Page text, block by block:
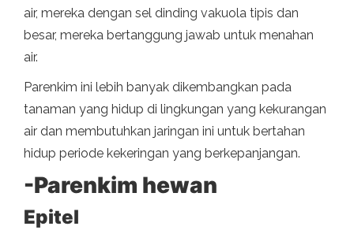
air, mereka dengan sel dinding vakuola tipis dan
besar, mereka bertanggung jawab untuk menahan
air.
Parenkim ini lebih banyak dikembangkan pada
tanaman yang hidup di lingkungan yang kekurangan
air dan membutuhkan jaringan ini untuk bertahan
hidup periode kekeringan yang berkepanjangan.
-Parenkim hewan
Epitel